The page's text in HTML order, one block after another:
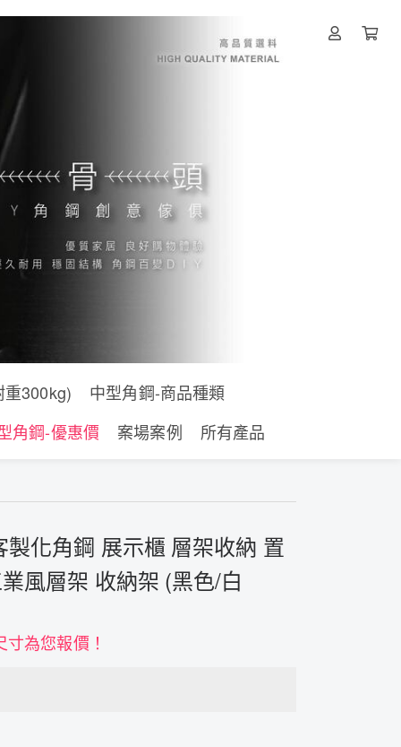
300kg)
中型角鋼-商品種類
角鋼-優惠價
案場案例 所有產品
化角鋼 展示櫃 層架收納 置
風層架 收納架 (黑色/白
為您報價！